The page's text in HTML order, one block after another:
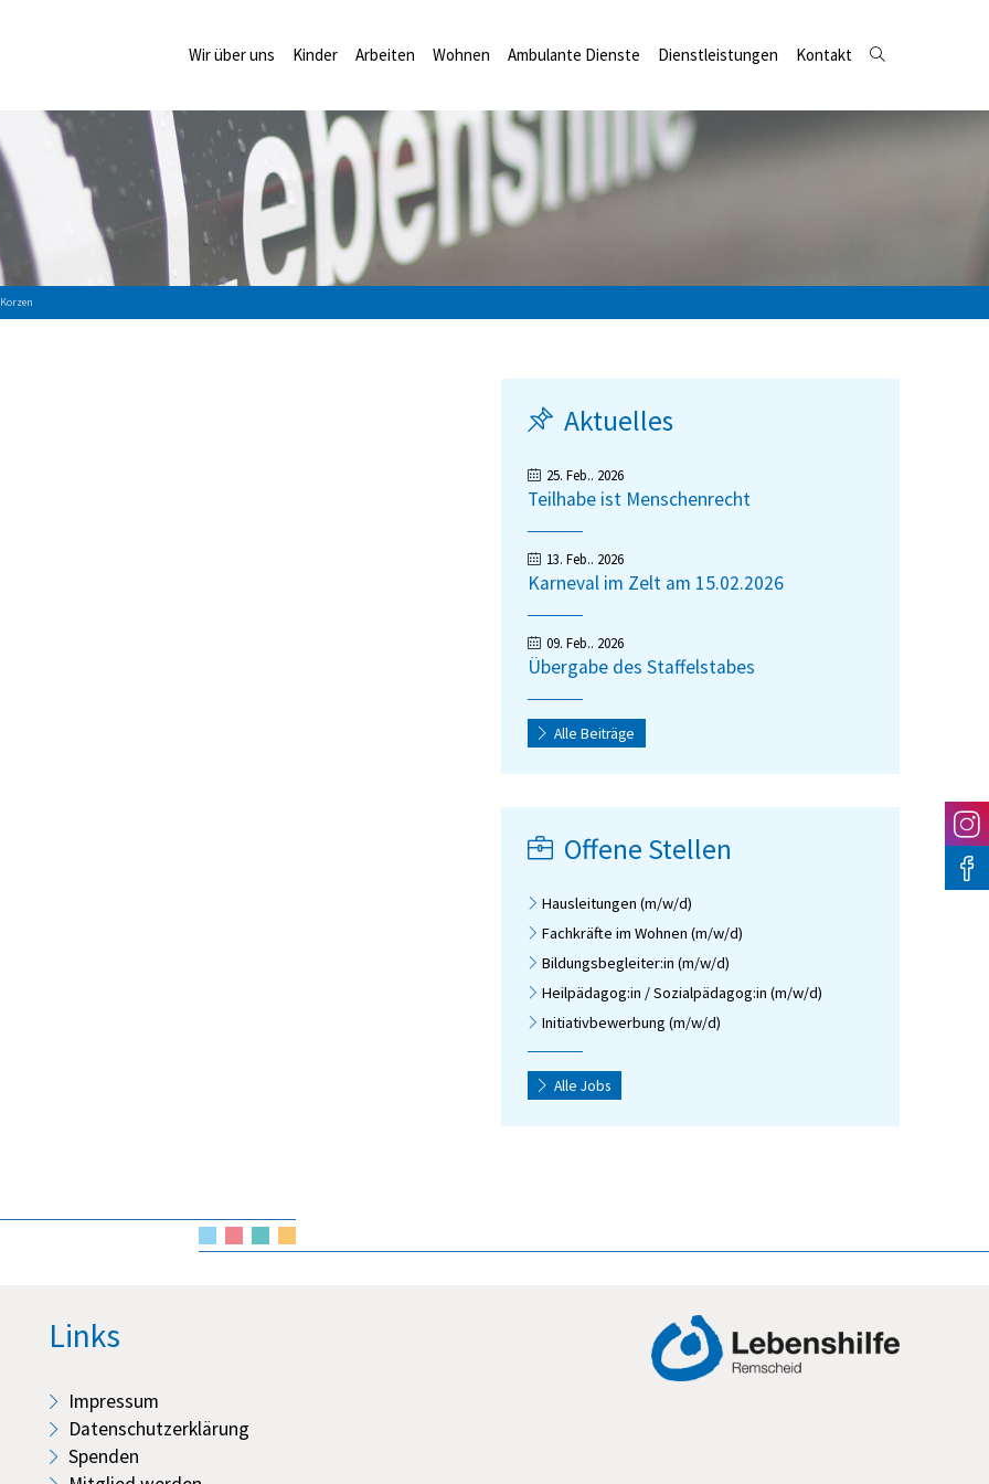
Wir über uns Kinder Arbeiten Wohnen Ambulante Dienste Dienstleistungen Kontakt
Aktuelles
25. Feb.. 2026
Teilhabe ist Menschenrecht
13. Feb.. 2026
Karneval im Zelt am 15.02.2026
09. Feb.. 2026
Übergabe des Staffelstabes
Alle Beiträge
Offene Stellen
Hausleitungen (m/w/d)
Fachkräfte im Wohnen (m/w/d)
Bildungsbegleiter:in (m/w/d)
Heilpädagog:in / Sozialpädagog:in (m/w/d)
Initiativbewerbung (m/w/d)
Alle Jobs
Links
Impressum
Datenschutzerklärung
Spenden